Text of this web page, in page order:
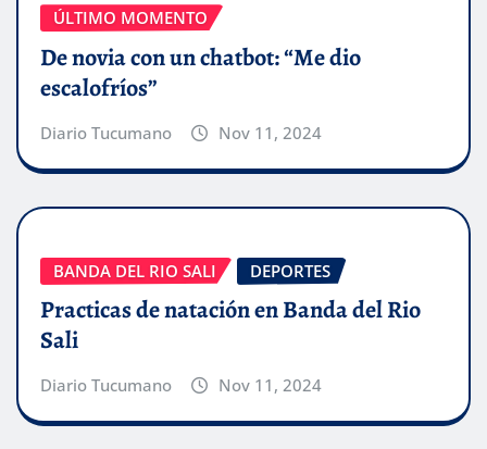
ÚLTIMO MOMENTO
De novia con un chatbot: “Me dio
escalofríos”
Diario Tucumano Nov 11, 2024
BANDA DEL RIO SALI DEPORTES
Practicas de natación en Banda del Rio
Sali
Diario Tucumano Nov 11, 2024